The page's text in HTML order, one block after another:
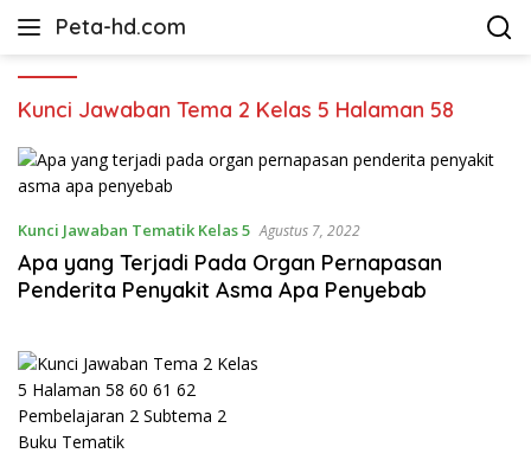
Peta-hd.com
Kumpulan
HD
Kunci Jawaban Tema 2 Kelas 5 Halaman 58
Kunci Jawaban Tematik Kelas 5 Agustus 7, 2022
Apa yang Terjadi Pada Organ Pernapasan
Penderita Penyakit Asma Apa Penyebab